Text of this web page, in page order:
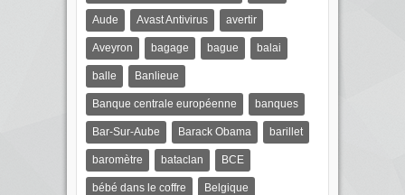
Aude Avast Antivirus avertir
Aveyron bagage bague balai
balle Banlieue
Banque centrale européenne banques
Bar-Sur-Aube Barack Obama barillet
baromètre bataclan BCE
bébé dans le coffre Belgique